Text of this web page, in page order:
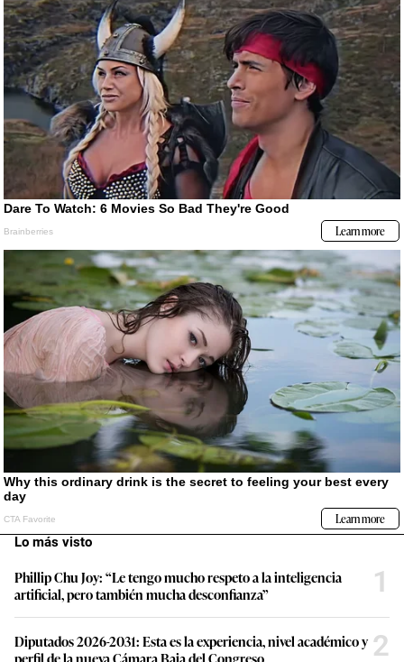
Lo más visto
Phillip Chu Joy: “Le tengo mucho respeto a la inteligencia
artificial, pero también mucha desconfianza”
1
Diputados 2026-2031: Esta es la experiencia, nivel académico y
perfil de la nueva Cámara Baja del Congreso
2